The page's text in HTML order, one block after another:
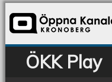
ÖKK Play